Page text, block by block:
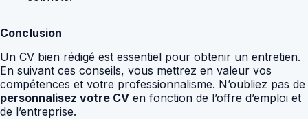
Conclusion
Un CV bien rédigé est essentiel pour obtenir un entretien.
En suivant ces conseils, vous mettrez en valeur vos
compétences et votre professionnalisme. N’oubliez pas de
personnalisez votre CV en fonction de l’offre d’emploi et
de l’entreprise.